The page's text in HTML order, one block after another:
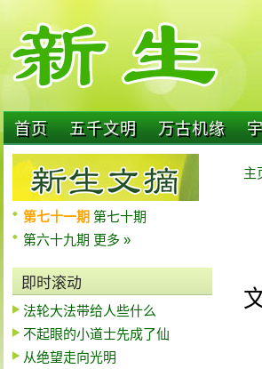
首页 五千文明 万古机缘
第七十一期 第七十期
第六十九期 更多 »
即时滚动
法轮大法带给人些什么
不起眼的小道士先成了仙
从绝望走向光明
主